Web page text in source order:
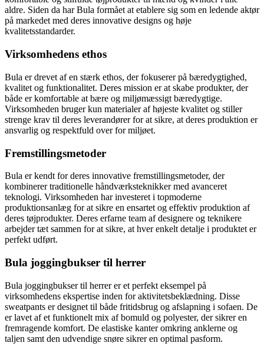
aldre. Siden da har Bula formået at etablere sig som en ledende aktør
på markedet med deres innovative designs og høje
kvalitetsstandarder.
Virksomhedens ethos
Bula er drevet af en stærk ethos, der fokuserer på bæredygtighed,
kvalitet og funktionalitet. Deres mission er at skabe produkter, der
både er komfortable at bære og miljømæssigt bæredygtige.
Virksomheden bruger kun materialer af højeste kvalitet og stiller
strenge krav til deres leverandører for at sikre, at deres produktion er
ansvarlig og respektfuld over for miljøet.
Fremstillingsmetoder
Bula er kendt for deres innovative fremstillingsmetoder, der
kombinerer traditionelle håndværksteknikker med avanceret
teknologi. Virksomheden har investeret i topmoderne
produktionsanlæg for at sikre en ensartet og effektiv produktion af
deres tøjprodukter. Deres erfarne team af designere og teknikere
arbejder tæt sammen for at sikre, at hver enkelt detalje i produktet er
perfekt udført.
Bula joggingbukser til herrer
Bula joggingbukser til herrer er et perfekt eksempel på
virksomhedens ekspertise inden for aktivitetsbeklædning. Disse
sweatpants er designet til både fritidsbrug og afslapning i sofaen. De
er lavet af et funktionelt mix af bomuld og polyester, der sikrer en
fremragende komfort. De elastiske kanter omkring anklerne og
taljen samt den udvendige snøre sikrer en optimal pasform.